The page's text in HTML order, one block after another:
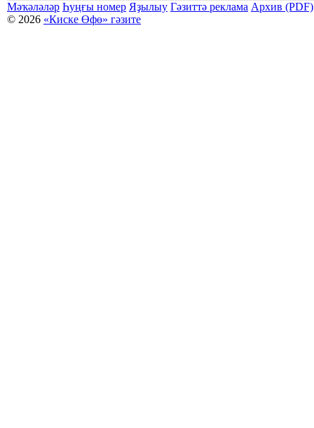
Мәҡәләләр Һуңғы номер Яҙылыу Гәзиттә реклама Архив (PDF)
© 2026 «Киске Өфө» гәзите